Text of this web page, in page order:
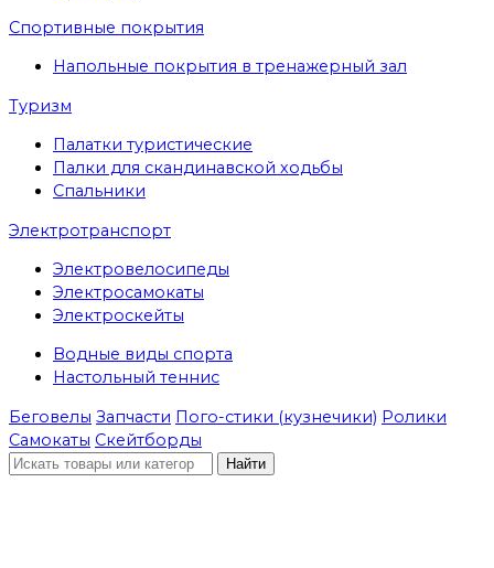
Спортивные покрытия
Напольные покрытия в тренажерный зал
Туризм
Палатки туристические
Палки для скандинавской ходьбы
Спальники
Электротранспорт
Электровелосипеды
Электросамокаты
Электроскейты
Водные виды спорта
Настольный теннис
Беговелы Запчасти Пого-стики (кузнечики) Ролики
Самокаты Скейтборды
Найти